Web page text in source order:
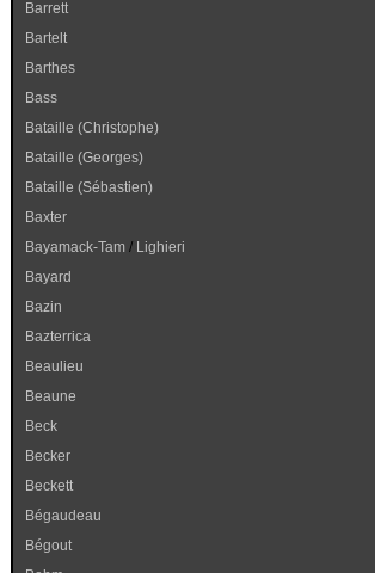
Barrett
Bartelt
Barthes
Bass
Bataille (Christophe)
Bataille (Georges)
Bataille (Sébastien)
Baxter
Bayamack-Tam / Lighieri
Bayard
Bazin
Bazterrica
Beaulieu
Beaune
Beck
Becker
Beckett
Bégaudeau
Bégout